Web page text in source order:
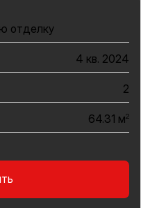
отделку
4 кв. 2024
2
64.31 м2